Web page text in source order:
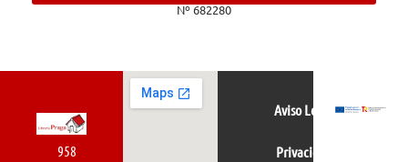
Nº 682280
958
Aviso Legal
Privacidad